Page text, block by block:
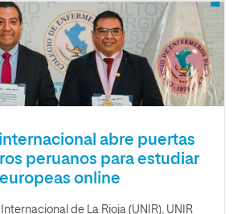
abre puertas
peruanos para estudiar
online
de La Rioja (UNIR), UNIR